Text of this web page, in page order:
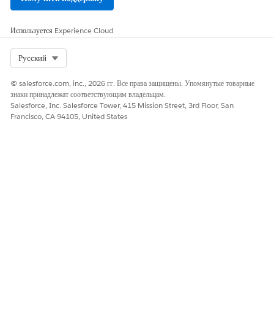
Используется Experience Cloud
Русский
© salesforce.com, inc., 2026 гг. Все права защищены. Упомянутые товарные
знаки принадлежат соответствующим владельцам.
Salesforce, Inc. Salesforce Tower, 415 Mission Street, 3rd Floor, San
Francisco, CA 94105, United States